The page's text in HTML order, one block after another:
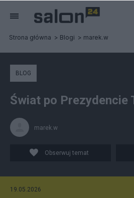
Strona główna Blogi marek.w
BLOG
Świat po Prezydencie
marek.w
Obserwuj temat
19.05.2026